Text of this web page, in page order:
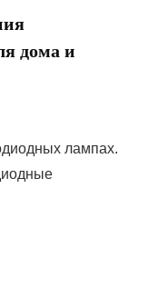
дома и
лампах.